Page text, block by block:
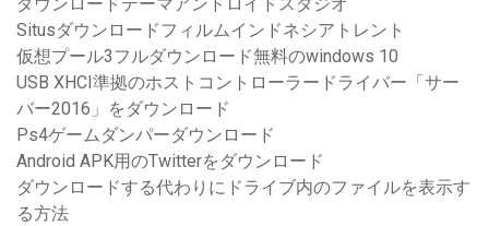
ダウンロードテーマアンドロイドスタジオ
Situsダウンロードフィルムインドネシアトレント
仮想プール3フルダウンロード無料のwindows 10
USB XHCI準拠のホストコントローラードライバー「サー
バー2016」をダウンロード
Ps4ゲームダンパーダウンロード
Android APK用のTwitterをダウンロード
ダウンロードする代わりにドライブ内のファイルを表示す
る方法